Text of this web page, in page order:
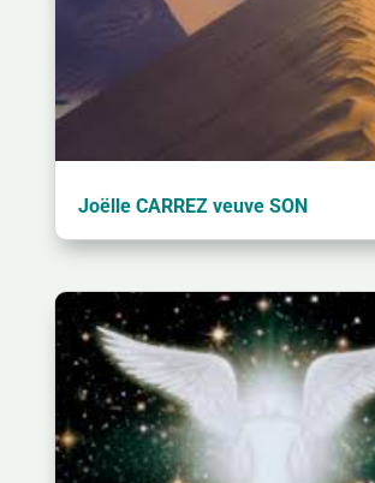
Joëlle CARREZ veuve SON